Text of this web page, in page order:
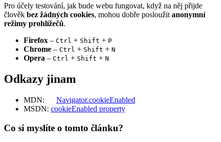
Pro účely testování, jak bude webu fungovat, když na něj přijde
člověk bez žádných cookies, mohou dobře posloužit anonymní
režimy prohlížečů.
Firefox – Ctrl + Shift + P
Chrome – Ctrl + Shift + N
Opera – Ctrl + Shift + N
Odkazy jinam
MDN:
Navigator.cookieEnabled
MSDN: cookieEnabled property
Co si myslíte o tomto článku?